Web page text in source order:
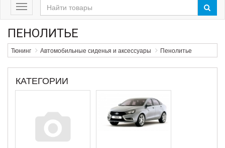
Меню
ПЕНОЛИТЬЕ
Тюнинг Автомобильные сиденья и аксессуары Пенолитье
КАТЕГОРИИ